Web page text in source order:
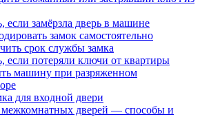
если замёрзла дверь в машине
замок самостоятельно
срок службы замка
если потеряли ключи от квартиры
машину при разряженном
для входной двери
дверей — способы и